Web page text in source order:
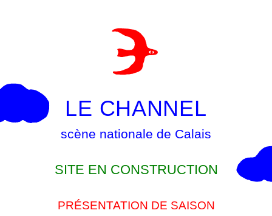
LE CHANNEL
scène nationale de Calais
SITE EN CONSTRUCTION
PRÉSENTATION DE SAISON